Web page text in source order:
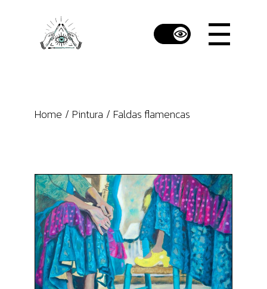
content
Home Pintura Faldas flamencas